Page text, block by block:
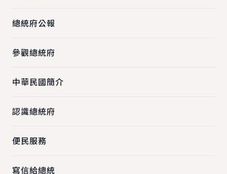
總統府公報
參觀總統府
中華民國簡介
認識總統府
便民服務
寫信給總統